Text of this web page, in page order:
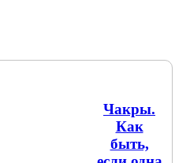
Чакры.
Как
быть,